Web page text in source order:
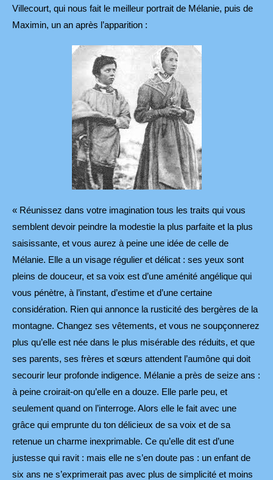
Villecourt, qui nous fait le meilleur portrait de Mélanie, puis de
Maximin, un an après l’apparition :
« Réunissez dans votre imagination tous les traits qui vous
semblent devoir peindre la modestie la plus parfaite et la plus
saisissante, et vous aurez à peine une idée de celle de
Mélanie. Elle a un visage régulier et délicat : ses yeux sont
pleins de douceur, et sa voix est d’une aménité angélique qui
vous pénètre, à l’instant, d’estime et d’une certaine
considération. Rien qui annonce la rusticité des bergères de la
montagne. Changez ses vêtements, et vous ne soupçonnerez
plus qu’elle est née dans le plus misérable des réduits, et que
ses parents, ses frères et sœurs attendent l’aumône qui doit
secourir leur profonde indigence. Mélanie a près de seize ans :
à peine croirait-on qu’elle en a douze. Elle parle peu, et
seulement quand on l’interroge. Alors elle le fait avec une
grâce qui emprunte du ton délicieux de sa voix et de sa
retenue un charme inexprimable. Ce qu’elle dit est d’une
justesse qui ravit : mais elle ne s’en doute pas : un enfant de
six ans ne s’exprimerait pas avec plus de simplicité et moins